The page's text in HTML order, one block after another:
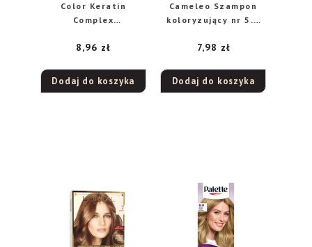
Color Keratin
Complex
Kasztanowy Brąz
8,96 zł
Dodaj do koszyka
Cameleo Szampon
koloryzujący nr 5.6
7,98 zł
Dodaj do koszyka